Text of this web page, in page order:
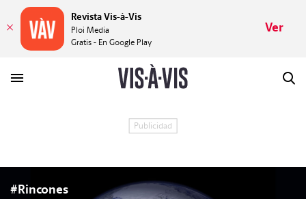
#Rincones
HISTORIAS
Revista Vis-à-Vis
Ploi Media
Gratis - En Google Play
Ver